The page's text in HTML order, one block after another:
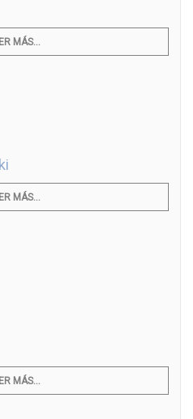
MÁS...
MÁS...
MÁS...